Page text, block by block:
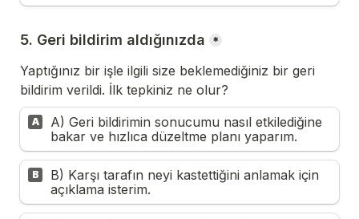
5. Geri bildirim aldığınızda *
Yaptığınız bir işle ilgili size beklemediğiniz bir geri
bildirim verildi. İlk tepkiniz ne olur?
A
A) Geri bildirimin sonucumu nasıl etkilediğine
bakar ve hızlıca düzeltme planı yaparım.
B
B) Karşı tarafın neyi kastettiğini anlamak için
açıklama isterim.